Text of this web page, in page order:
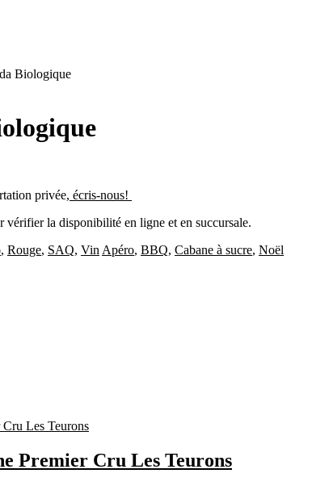
Biologique
privée, écris-nous!
la disponibilité en ligne et en succursale.
, Rouge, SAQ, Vin Apéro, BBQ, Cabane à sucre, Noël
Premier Cru Les Teurons